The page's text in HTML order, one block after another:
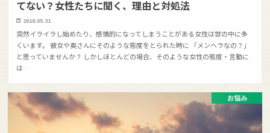
てない？女性たちに聞く、理由と対処法
2018.05.31
突然イライラし始めたり、感情的になってしまうことがある女性は世の中に多
くいます。 彼女や奥さんにそのような態度をとられた時に 「メンヘラなの？」
と思っていませんか？ しかしほとんどの場合、そのような女性の態度・言動に
は…
お悩み